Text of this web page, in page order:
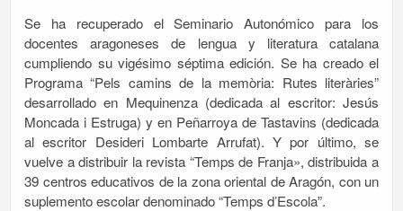
Se ha recuperado el Seminario Autonómico para los
docentes aragoneses de lengua y literatura catalana
cumpliendo su vigésimo séptima edición. Se ha creado el
Programa “Pels camins de la memòria: Rutes literàries”
desarrollado en Mequinenza (dedicada al escritor: Jesús
Moncada i Estruga) y en Peñarroya de Tastavins (dedicada
al escritor Desideri Lombarte Arrufat). Y por último, se
vuelve a distribuir la revista “Temps de Franja», distribuida a
39 centros educativos de la zona oriental de Aragón, con un
suplemento escolar denominado “Temps d’Escola”.